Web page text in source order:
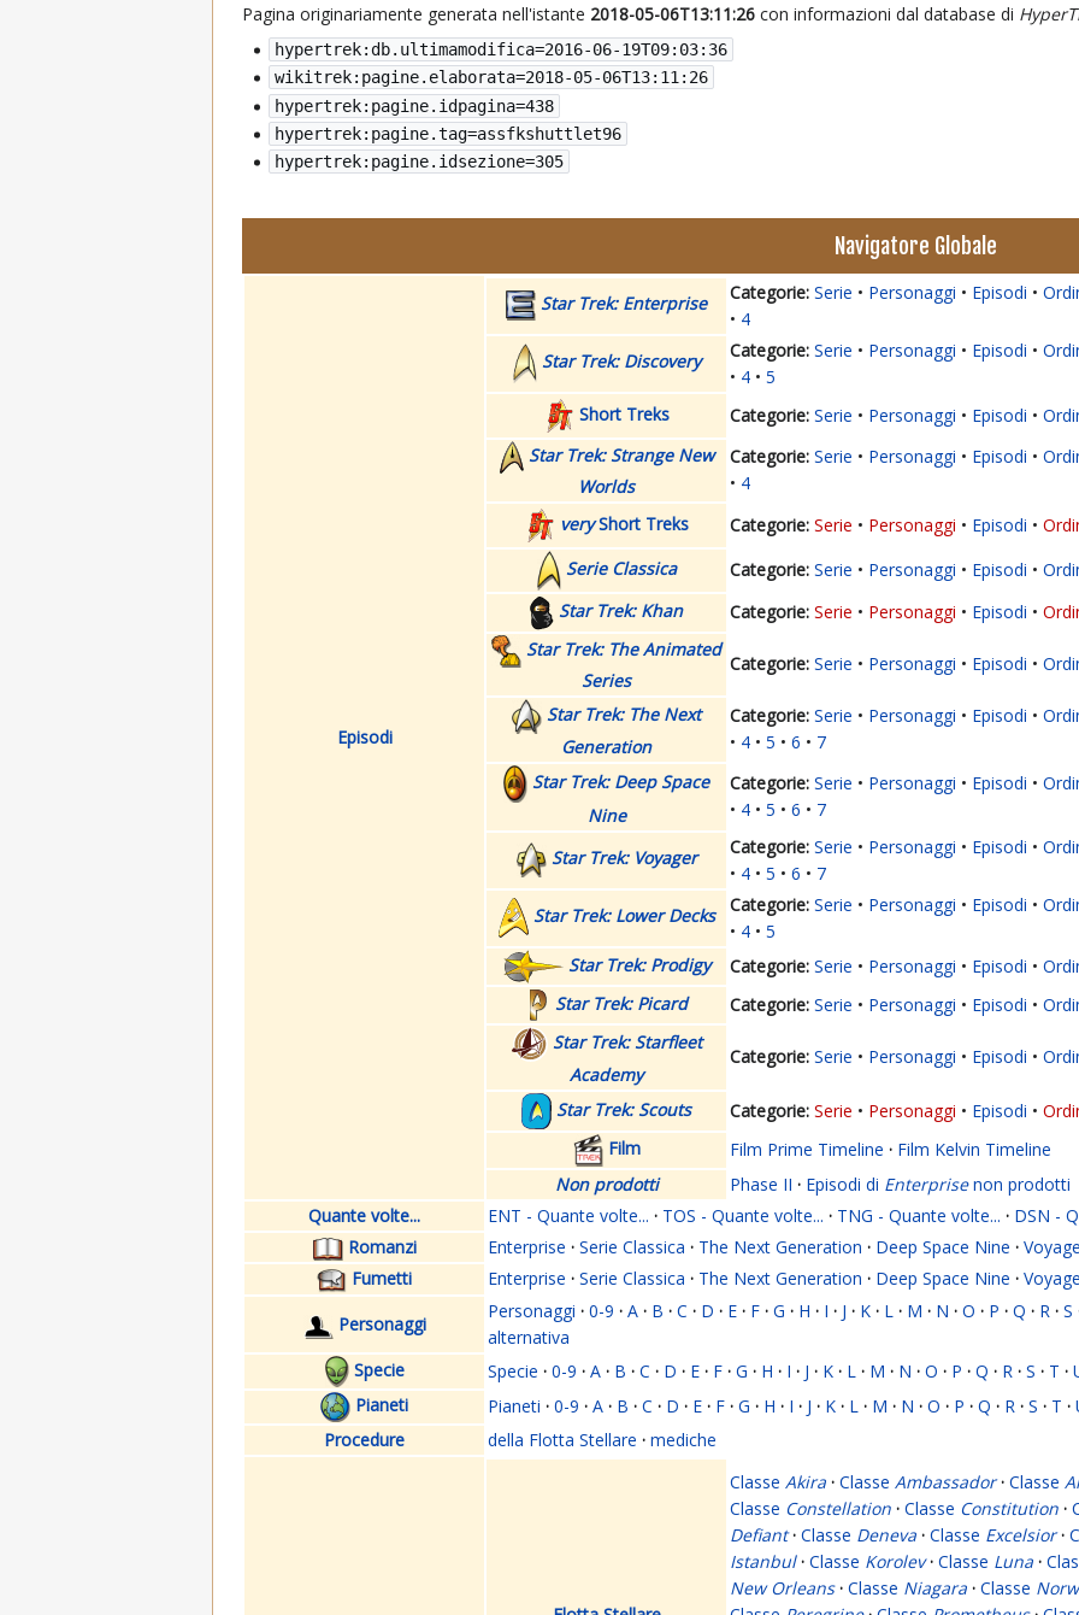
Pagina originariamente generata nell'istante 2018-05-06T13:11:26 con informazioni dal database di
hypertrek:db.ultimamodifica=2016-06-19T09:03:36
wikitrek:pagine.elaborata=2018-05-06T13:11:26
hypertrek:pagine.idpagina=438
hypertrek:pagine.tag=assfkshuttlet96
hypertrek:pagine.idsezione=305
Navigatore Globale
Episodi
Star Trek: Enterprise Serie Personaggi Episodi
4
Star Trek: Discovery
Serie Personaggi Episodi
4
5
Short Treks
Serie Personaggi Episodi
Star Trek: Strange New
Worlds
Serie Personaggi Episodi
4
veryShort Treks Serie Personaggi Episodi
Serie Classica
Serie Personaggi Episodi
Star Trek: Khan
Serie Personaggi Episodi
Star Trek: The Animated
Series
Serie Personaggi Episodi
Star Trek: The Next
Generation
Serie Personaggi Episodi
4
5 6
7
Star Trek: Deep Space
Nine
Serie Personaggi Episodi
4
5 6 7
Star Trek: Voyager Serie Personaggi Episodi
4
5 6
7
Star Trek: Lower Decks
Serie Personaggi Episodi
4
5
Star Trek: Prodigy
Serie Personaggi Episodi
Star Trek: Picard
Serie Personaggi Episodi
Star Trek: Starfleet
Academy
Serie Personaggi Episodi
Star Trek: Scouts Serie Personaggi Episodi
Film
Film Prime Timeline · Film Kelvin Timeline
Non prodotti
Phase II · Episodi di Enterprisenon prodotti
Quante volte...
ENT - Quante volte... · TOS - Quante volte... · TNG - Quante volte... · DSN -
Romanzi
Enterprise · Serie Classica · The Next Generation · Deep Space Nine ·
Fumetti
Enterprise · Serie Classica · The Next Generation · Deep Space Nine ·
Personaggi
Personaggi · 0-9 · A · B · C · D · E · F · G · H · I · J · K · L · M · N · O · P · Q · R · S
alternativa
Specie
Specie · 0-9 · A · B · C · D · E · F · G · H · I · J · K · L · M · N · O · P · Q · R · S · T ·
Pianeti
Pianeti · 0-9 · A · B · C · D · E · F · G · H · I · J · K · L · M · N · O · P · Q · R · S · T ·
Procedure
della Flotta Stellare · mediche
Classe Akira · Classe Ambassador · Classe
Classe Constellation · Classe Constitution ·
Defiant · Classe Deneva · Classe Excelsior ·
Istanbul · Classe Korolev · Classe Luna ·
New Orleans · Classe Niagara · Classe